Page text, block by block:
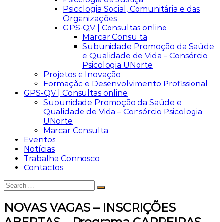
Psicologia Social, Comunitária e das
Organizações
GPS-QV | Consultas online
Marcar Consulta
Subunidade Promoção da Saúde
e Qualidade de Vida – Consórcio
Psicologia UNorte
Projetos e Inovação
Formação e Desenvolvimento Profissional
GPS-QV | Consultas online
Subunidade Promoção da Saúde e
Qualidade de Vida – Consórcio Psicologia
UNorte
Marcar Consulta
Eventos
Notícias
Trabalhe Connosco
Contactos
Search
for:
Search
NOVAS VAGAS – INSCRIÇÕES